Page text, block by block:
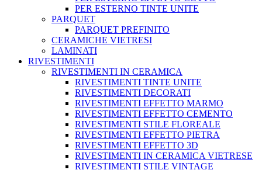
PER ESTERNO TINTE UNITE
PARQUET
PARQUET PREFINITO
CERAMICHE VIETRESI
LAMINATI
RIVESTIMENTI
RIVESTIMENTI IN CERAMICA
RIVESTIMENTI TINTE UNITE
RIVESTIMENTI DECORATI
RIVESTIMENTI EFFETTO MARMO
RIVESTIMENTI EFFETTO CEMENTO
RIVESTIMENTI STILE FLOREALE
RIVESTIMENTI EFFETTO PIETRA
RIVESTIMENTI EFFETTO 3D
RIVESTIMENTI IN CERAMICA VIETRESE
RIVESTIMENTI STILE VINTAGE